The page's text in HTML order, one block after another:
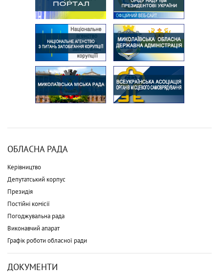
ОБЛАСНА РАДА
Керівництво
Депутатський корпус
Президія
Постійні комісії
Погоджувальна рада
Виконавчий апарат
Графік роботи обласної ради
ДОКУМЕНТИ